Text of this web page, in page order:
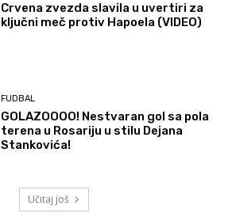
Crvena zvezda slavila u uvertiri za
ključni meč protiv Hapoela (VIDEO)
FUDBAL
GOLAZOOOO! Nestvaran gol sa pola
terena u Rosariju u stilu Dejana
Stankovića!
Učitaj još